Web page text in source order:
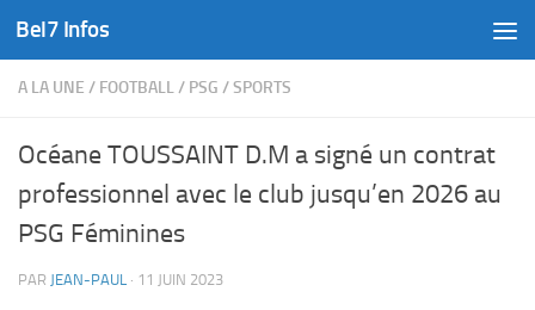
Skip to content
Bel7 Infos
A LA UNE / FOOTBALL/ PSG /SPORTS
Océane TOUSSAINT D.M a signé un contrat
professionnel avec le club jusqu’en 2026 au
PSG Féminines
PAR JEAN-PAUL · 11 JUIN 2023